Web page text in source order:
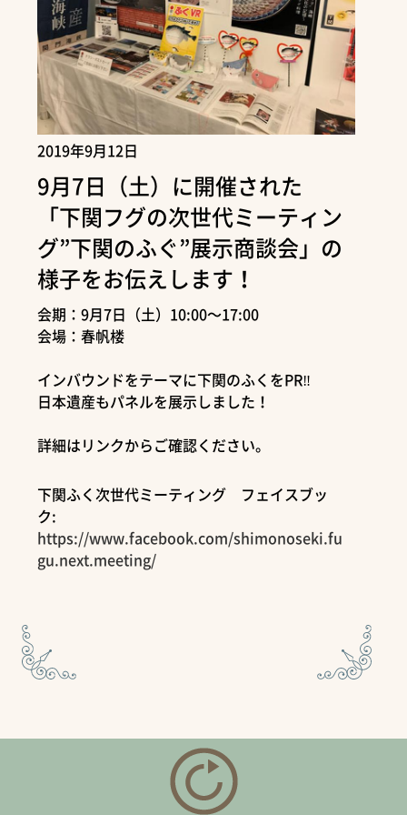
2019年9月12日
9月7日（土）に開催された
「下関フグの次世代ミーティン
グ”下関のふぐ”展示商談会」の
様子をお伝えします！
会期：9月7日（土）10:00～17:00
会場：春帆楼
インバウンドをテーマに下関のふくをPR‼
日本遺産もパネルを展示しました！
詳細はリンクからご確認ください。
下関ふく次世代ミーティング フェイスブッ
ク:
https://www.facebook.com/shimonoseki.fu
gu.next.meeting/